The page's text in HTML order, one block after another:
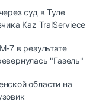
суд в Туле
Kaz TralServiece
7 в результате
"Газель"
области на